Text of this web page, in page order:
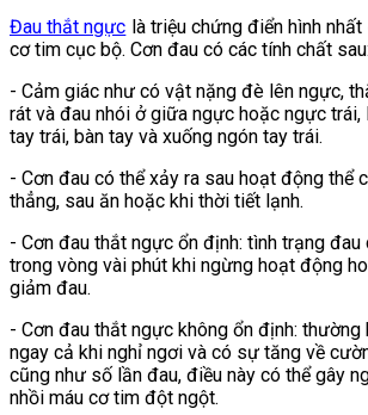
Đau thắt ngực là triệu chứng điển hình
cơ tim cục bộ. Cơn đau có các tính chất sau:
- Cảm giác như có vật nặng đè lên ngực,
rát và đau nhói ở giữa ngực hoặc ngực trái,
tay trái, bàn tay và xuống ngón tay trái.
- Cơn đau có thể xảy ra sau hoạt động thể
thẳng, sau ăn hoặc khi thời tiết lạnh.
- Cơn đau thắt ngực ổn định: tình trạng đau
trong vòng vài phút khi ngừng hoạt động
giảm đau.
- Cơn đau thắt ngực không ổn định:
ngay cả khi nghỉ ngơi và có sự tăng về
cũng như số lần đau, điều này có thể gây
nhồi máu cơ tim đột ngột.